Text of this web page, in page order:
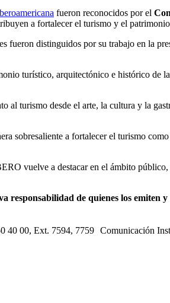
fueron reconocidos por el
a fortalecer el turismo y el
fueron distinguidos por su trabajo en la
turístico, arquitectónico e histórico
al turismo desde el arte, la cultura y la
sobresaliente a fortalecer el turismo
vuelve a destacar en el ámbito
responsabilidad de quienes los
40 00, Ext. 7594, 7759 Comunicación